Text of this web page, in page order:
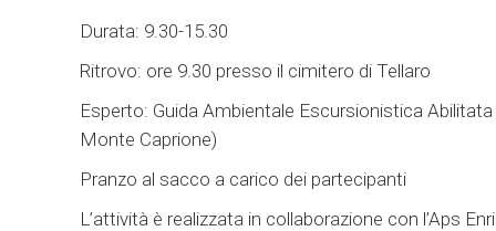
Durata: 9.30-15.30
Ritrovo: ore 9.30 presso il cimitero di Tellaro
Esperto: Guida Ambientale Escursionistica
Monte Caprione)
Pranzo al sacco a carico dei partecipanti
L’attività è realizzata in collaborazione con l’Aps